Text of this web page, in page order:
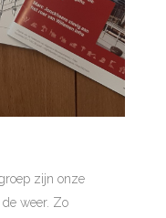
zijn onze
weer. Zo